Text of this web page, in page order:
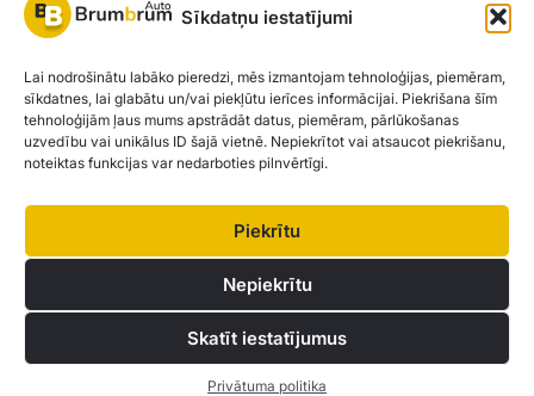
Sīkdatņu iestatījumi
Lai nodrošinātu labāko pieredzi, mēs izmantojam tehnoloģijas, piemēram,
sīkdatnes, lai glabātu un/vai piekļūtu ierīces informācijai. Piekrišana šīm
tehnoloģijām ļaus mums apstrādāt datus, piemēram, pārlūkošanas
uzvedību vai unikālus ID šajā vietnē. Nepiekrītot vai atsaucot piekrišanu,
noteiktas funkcijas var nedarboties pilnvērtīgi.
Piekrītu
Nepiekrītu
Skatīt iestatījumus
Privātuma politika
SIA "AUTOCLICK", Reģ. Nr. 40203371960, Adrese: Mazjumpravas
iela 77, Rīga, LV-1063 |20260160
Privātuma politikaKontakti
Brum Brum Auto nav finanšu iestāde, bet sadarbojas ar vairākām bankām un
piedāvājam konsultācijas un atbalstu, lai atrastu vislabākos finanšu risinājumus,
kas atbilst jūsu individuālajām vajadzībām un iespējām.